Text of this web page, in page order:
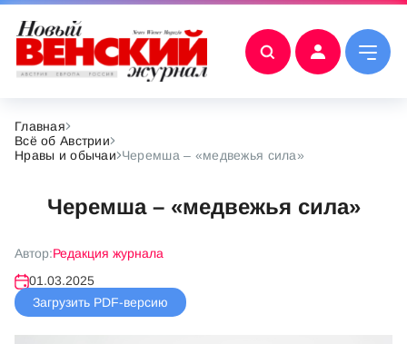
Главная
Всё об Австрии
Нравы и обычаи Черемша – «медвежья сила»
Черемша – «медвежья сила»
Автор:Редакция журнала
01.03.2025
Загрузить PDF-версию